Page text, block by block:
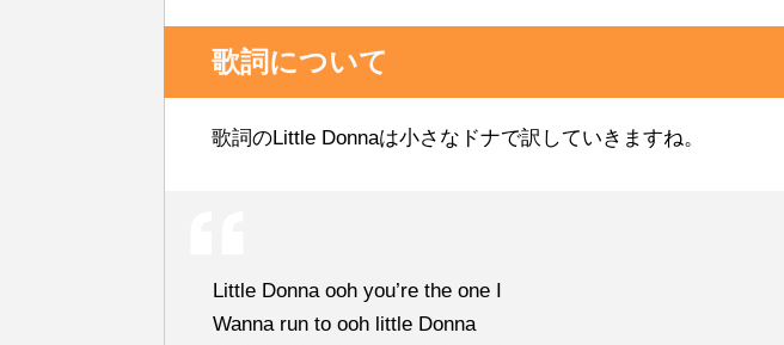
歌詞について
歌詞のLittle Donnaは小さなドナで訳していきますね。
Little Donna ooh you’re the one I
Wanna run to ooh little Donna